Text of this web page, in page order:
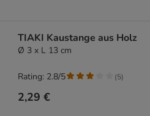
TIAKI Kaustange aus Holz
Ø 3 x L 13 cm
2,29 €
Rating: 2.8/5 (5)